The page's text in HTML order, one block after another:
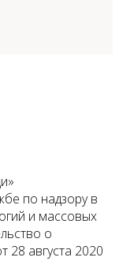
по надзору в
и массовых
о
28 августа 2020